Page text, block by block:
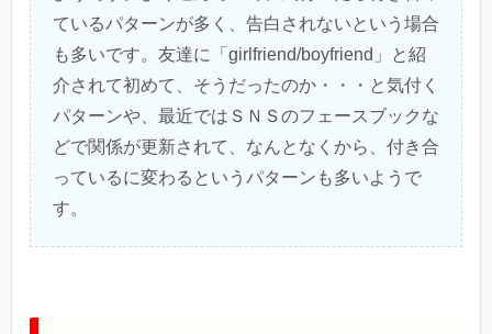
ているパターンが多く、告白されないという場合
も多いです。友達に「girlfriend/boyfriend」と紹
介されて初めて、そうだったのか・・・と気付く
パターンや、最近ではＳＮＳのフェースブックな
どで関係が更新されて、なんとなくから、付き合
っているに変わるというパターンも多いようで
す。